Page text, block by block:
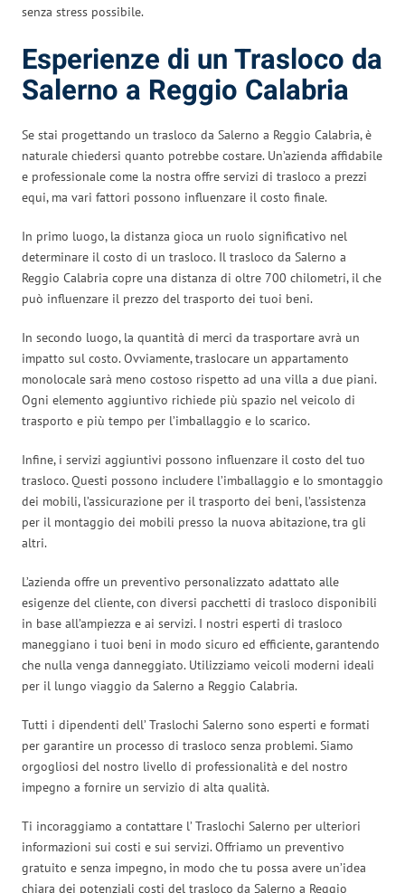
senza stress possibile.
Esperienze di un Trasloco da
Salerno a Reggio Calabria
Se stai progettando un trasloco da Salerno a Reggio Calabria, è
naturale chiedersi quanto potrebbe costare. Un’azienda affidabile
e professionale come la nostra offre servizi di trasloco a prezzi
equi, ma vari fattori possono influenzare il costo finale.
In primo luogo, la distanza gioca un ruolo significativo nel
determinare il costo di un trasloco. Il trasloco da Salerno a
Reggio Calabria copre una distanza di oltre 700 chilometri, il che
può influenzare il prezzo del trasporto dei tuoi beni.
In secondo luogo, la quantità di merci da trasportare avrà un
impatto sul costo. Ovviamente, traslocare un appartamento
monolocale sarà meno costoso rispetto ad una villa a due piani.
Ogni elemento aggiuntivo richiede più spazio nel veicolo di
trasporto e più tempo per l’imballaggio e lo scarico.
Infine, i servizi aggiuntivi possono influenzare il costo del tuo
trasloco. Questi possono includere l’imballaggio e lo smontaggio
dei mobili, l’assicurazione per il trasporto dei beni, l’assistenza
per il montaggio dei mobili presso la nuova abitazione, tra gli
altri.
L’azienda offre un preventivo personalizzato adattato alle
esigenze del cliente, con diversi pacchetti di trasloco disponibili
in base all’ampiezza e ai servizi. I nostri esperti di trasloco
maneggiano i tuoi beni in modo sicuro ed efficiente, garantendo
che nulla venga danneggiato. Utilizziamo veicoli moderni ideali
per il lungo viaggio da Salerno a Reggio Calabria.
Tutti i dipendenti dell’ Traslochi Salerno sono esperti e formati
per garantire un processo di trasloco senza problemi. Siamo
orgogliosi del nostro livello di professionalità e del nostro
impegno a fornire un servizio di alta qualità.
Ti incoraggiamo a contattare l’ Traslochi Salerno per ulteriori
informazioni sui costi e sui servizi. Offriamo un preventivo
gratuito e senza impegno, in modo che tu possa avere un’idea
chiara dei potenziali costi del trasloco da Salerno a Reggio